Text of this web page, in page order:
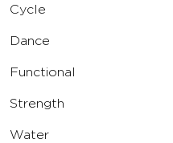
Cycle
Dance
Functional
Strength
Water